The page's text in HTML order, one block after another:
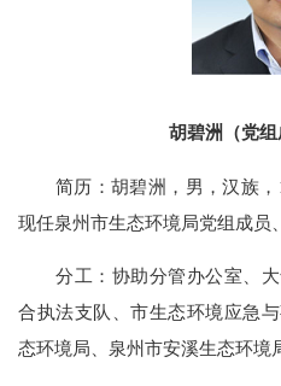
胡碧洲（党组
简历：胡碧洲，男，汉族，
现任泉州市生态环境局党组成员
分工： 协助分管办公室、
合执法支队、市生态环境应急
态环境局、泉州市安溪生态环境